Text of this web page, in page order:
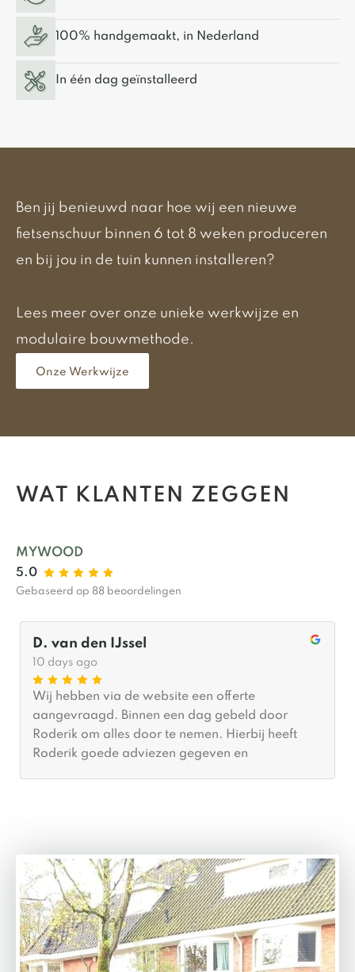
100% handgemaakt, in Nederland
In één dag geïnstalleerd
Ben jij benieuwd naar hoe wij een nieuwe
fietsenschuur binnen 6 tot 8 weken produceren
en bij jou in de tuin kunnen installeren?
Lees meer over onze unieke werkwijze en
modulaire bouwmethode.
Onze Werkwijze
WAT KLANTEN ZEGGEN
MYWOOD
5.0
Gebaseerd op 88 beoordelingen
D. van den IJssel
10 days ago
Wij hebben via de website een offerte
aangevraagd. Binnen een dag gebeld door
Roderik om alles door te nemen. Hierbij heeft
Roderik goede adviezen gegeven en